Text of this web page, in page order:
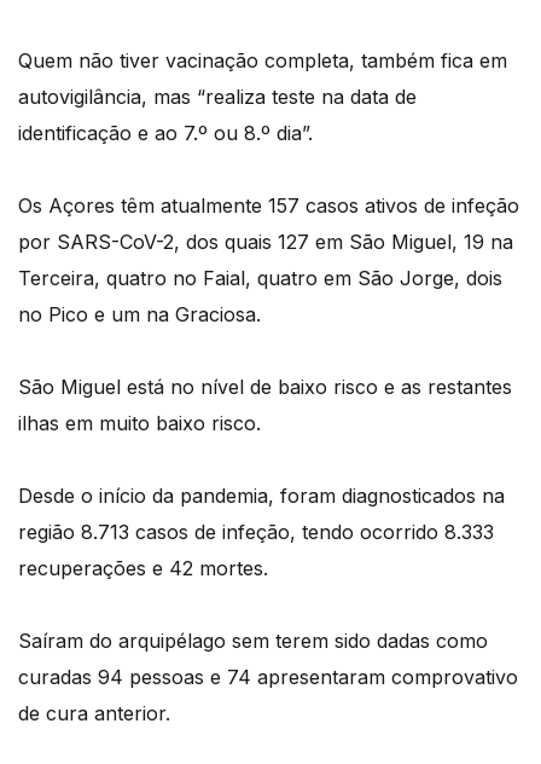
Quem não tiver vacinação completa, também fica em
autovigilância, mas “realiza teste na data de
identificação e ao 7.º ou 8.º dia”.
Os Açores têm atualmente 157 casos ativos de infeção
por SARS-CoV-2, dos quais 127 em São Miguel, 19 na
Terceira, quatro no Faial, quatro em São Jorge, dois
no Pico e um na Graciosa.
São Miguel está no nível de baixo risco e as restantes
ilhas em muito baixo risco.
Desde o início da pandemia, foram diagnosticados na
região 8.713 casos de infeção, tendo ocorrido 8.333
recuperações e 42 mortes.
Saíram do arquipélago sem terem sido dadas como
curadas 94 pessoas e 74 apresentaram comprovativo
de cura anterior.